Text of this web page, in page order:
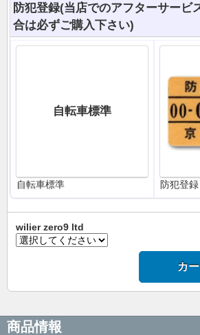
防犯登録(当店でのアフターサービ
合は必ずご購入下さい)
自転車標準
自転車標準 防犯登録
wilier zero9 ltd
カ
商品情報